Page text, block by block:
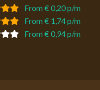
From € 0,20 p/m
From € 1,74 p/m
From € 0,94 p/m